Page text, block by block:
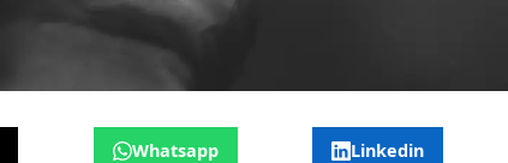
Whatsapp Linkedin